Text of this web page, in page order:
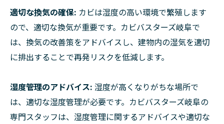
適切な換気の確保: カビは湿度の高い環境で繁殖します
ので、適切な換気が重要です。カビバスターズ岐阜で
は、換気の改善策をアドバイスし、建物内の湿気を適切
に排出することで再発リスクを低減します。
湿度管理のアドバイス: 湿度が高くなりがちな場所で
は、適切な湿度管理が必要です。カビバスターズ岐阜の
専門スタッフは、湿度管理に関するアドバイスや適切な